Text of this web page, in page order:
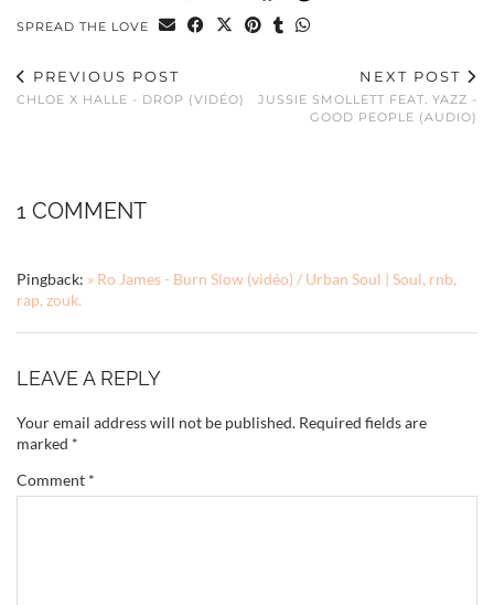
SPREAD THE LOVE
PREVIOUS POST
CHLOE X HALLE - DROP (VIDÉO)
NEXT POST
JUSSIE SMOLLETT FEAT. YAZZ -
GOOD PEOPLE (AUDIO)
1 COMMENT
Pingback: » Ro James - Burn Slow (vidéo) / Urban Soul | Soul, rnb,
rap, zouk.
LEAVE A REPLY
Your email address will not be published. Required fields are
marked *
Comment *